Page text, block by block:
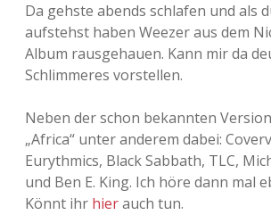
Nur mal so
Täglicher Sinnwahn
Wandnotizen
Adventskalender
Adventskalender
Adventskalender
Adventskalender
Da gehste abends schlafen und als
aufstehst haben Weezer aus dem
Album rausgehauen. Kann mir da
Schlimmeres vorstellen.
Neben der schon bekannten
„Africa“ unter anderem dabei:
Eurythmics, Black Sabbath, TLC,
und Ben E. King. Ich höre dann mal
Könnt ihr hierauch tun.